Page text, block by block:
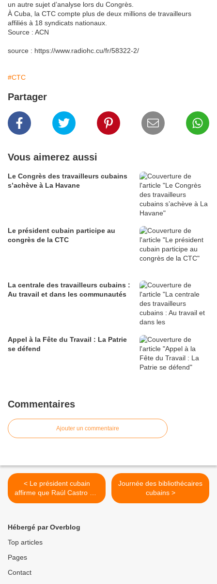
un autre sujet d’analyse lors du Congrès.
À Cuba, la CTC compte plus de deux millions de travailleurs
affiliés à 18 syndicats nationaux.
Source : ACN
source : https://www.radiohc.cu/fr/58322-2/
#CTC
Partager
Vous aimerez aussi
Le Congrès des travailleurs cubains
s’achève à La Havane
Le président cubain participe au
congrès de la CTC
La centrale des travailleurs cubains :
Au travail et dans les communautés
Appel à la Fête du Travail : La Patrie
se défend
Commentaires
Ajouter un commentaire
< Le président cubain
affirme que Raúl Castro est
« irremplaçable »
Journée des bibliothécaires
cubains >
Hébergé par Overblog
Top articles
Pages
Contact